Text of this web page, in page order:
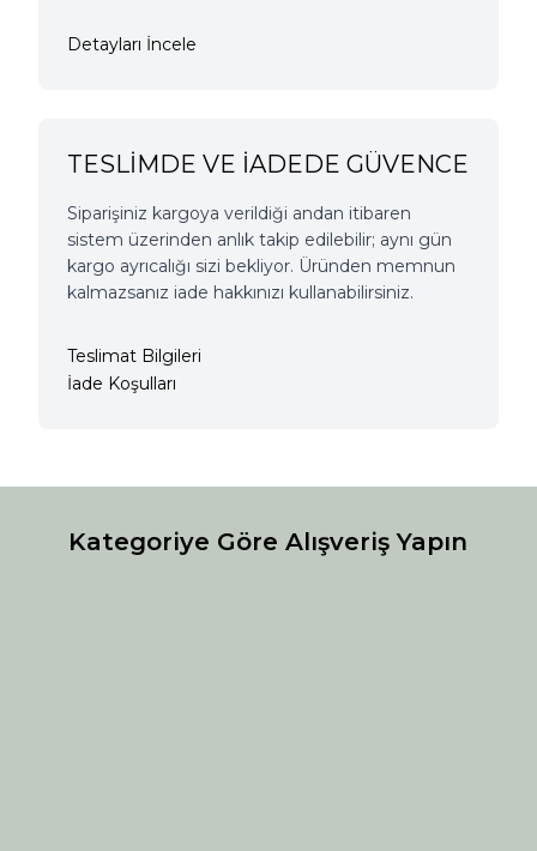
Detayları İncele
TESLİMDE VE İADEDE GÜVENCE
Siparişiniz kargoya verildiği andan itibaren
sistem üzerinden anlık takip edilebilir; aynı gün
kargo ayrıcalığı sizi bekliyor. Üründen memnun
kalmazsanız iade hakkınızı kullanabilirsiniz.
Teslimat Bilgileri
İade Koşulları
Kategoriye Göre Alışveriş Yapın